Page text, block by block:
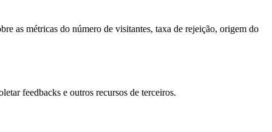
as métricas do número de visitantes, taxa de rejeição, origem do
feedbacks e outros recursos de terceiros.